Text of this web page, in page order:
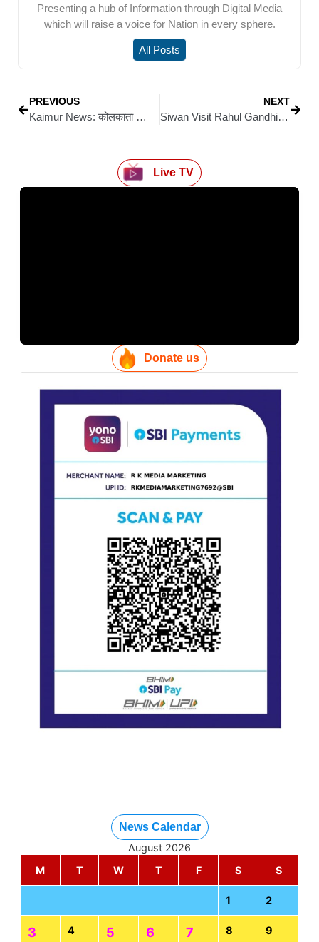
Presenting a hub of Information through Digital Media
which will raise a voice for Nation in every sphere.
All Posts
PREVIOUS
Kaimur News: कोलकाता क्रिकेट अकादमी में कैमूर के खिलाड़ी की संदिग्ध हालात में मौत
NEXT
Siwan Visit Rahul Gandhi: राहुल गांधी का सिवान आगमन 29 को, जिला प्रशासन ने जारी किया ट्रैफिक प्लान, रूट डायवर्ट
Live TV
Donate us
News Calendar
August 2026
M
T W T F S S
1 2
3 4 5 6 7 8 9